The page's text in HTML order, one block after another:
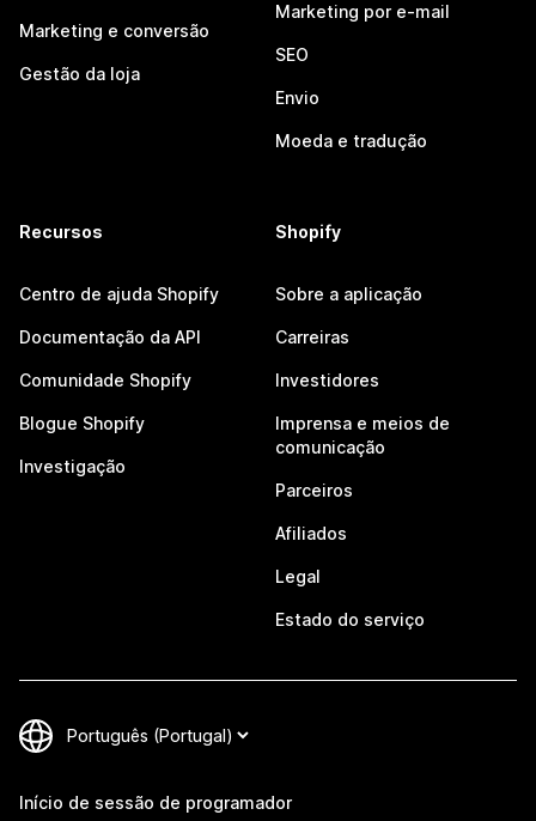
Marketing e conversão
Gestão da loja
Marketing por e-mail
SEO
Envio
Moeda e tradução
Recursos
Centro de ajuda Shopify
Documentação da API
Comunidade Shopify
Blogue Shopify
Investigação
Shopify
Sobre a aplicação
Carreiras
Investidores
Imprensa e meios de
comunicação
Parceiros
Afiliados
Legal
Estado do serviço
Início de sessão de programador